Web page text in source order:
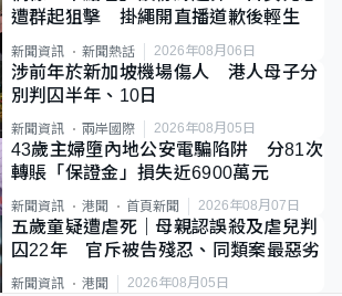
遭群起狙擊 掛繩開直播道歉後輕生
新聞資訊 新聞熱話 2026年08月06日
涉前年於新加坡機場傷人 港人母子分
別判囚半年、10日
新聞資訊 兩岸國際 2026年08月05日
43歲主婦墮內地公安電騙陷阱 分81次
轉賬「保證金」損失近6900萬元
新聞資訊 港聞 首頁新聞 2026年08月07日
五歲童疑遭虐死｜母親認誤殺及虐兒判
囚22年 官斥被告殘忍、同類案最惡劣
新聞資訊 港聞 2026年08月05日